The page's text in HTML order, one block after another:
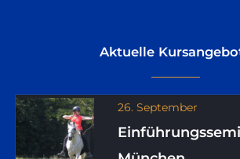
Aktuelle
26. September